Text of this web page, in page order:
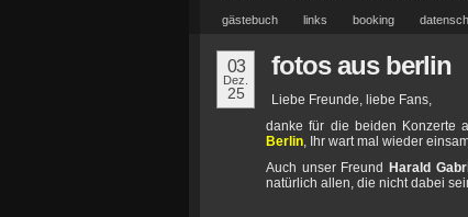
gästebuch links booking
03
Dez.
25
fotos aus berlin
Liebe Freunde, liebe Fans,
danke für die beiden Konzerte
Berlin, Ihr wart mal wieder
Auch unser Freund
Harald
natürlich allen, die nicht dabei